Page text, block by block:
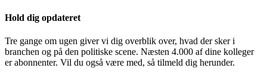
Hold dig opdateret
Tre gange om ugen giver vi dig overblik over, hvad der sker i
branchen og på den politiske scene. Næsten 4.000 af dine kolleger
er abonnenter. Vil du også være med, så tilmeld dig herunder.